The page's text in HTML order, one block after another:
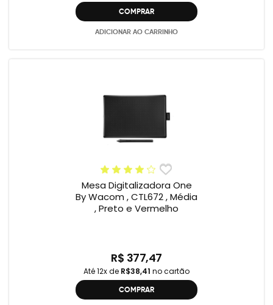
COMPRAR
ADICIONAR AO CARRINHO
Mesa Digitalizadora One
By Wacom , CTL672 , Média
, Preto e Vermelho
R$ 377,47
Até 12x de R$38,41 no cartão
COMPRAR